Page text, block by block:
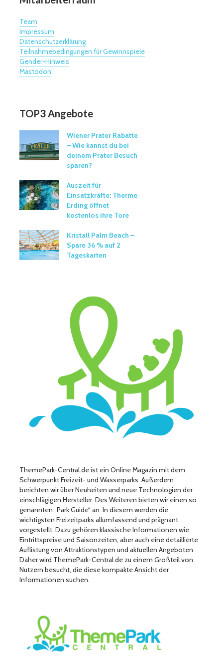
Team
Impressum
Datenschutzerklärung
Teilnahmebedingungen für Gewinnspiele
Gender-Hinweis
Mastodon
TOP3 Angebote
Wiener Prater Rabatte
– Wie kannst du bei
deinem Prater Besuch
sparen?
Auszeit für
Einsatzkräfte: Therme
Erding öffnet
kostenlos ihre Tore
Kristall Palm Beach –
Spare 36 % auf 2
Tageskarten
ThemePark-Central.de ist ein Online Magazin mit dem
Schwerpunkt Freizeit- und Wasserparks. Außerdem
berichten wir über Neuheiten und neue Technologien der
einschlägigen Hersteller. Des Weiteren bieten wir einen so
genannten „Park Guide“ an. In diesem werden die
wichtigsten Freizeitparks allumfassend und prägnant
vorgestellt. Dazu gehören klassische Informationen wie
Eintrittspreise und Saisonzeiten, aber auch eine detaillierte
Auflistung von Attraktionstypen und aktuellen Angeboten.
Daher wird ThemePark-Central.de zu einem Großteil von
Nutzern besucht, die diese kompakte Ansicht der
Informationen suchen.